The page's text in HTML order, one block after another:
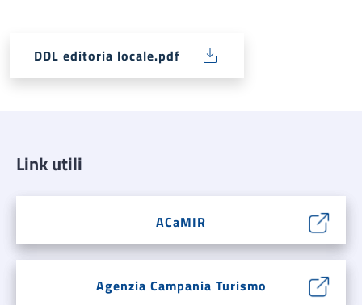
DDL editoria locale.pdf
Link utili
ACaMIR
Agenzia Campania Turismo